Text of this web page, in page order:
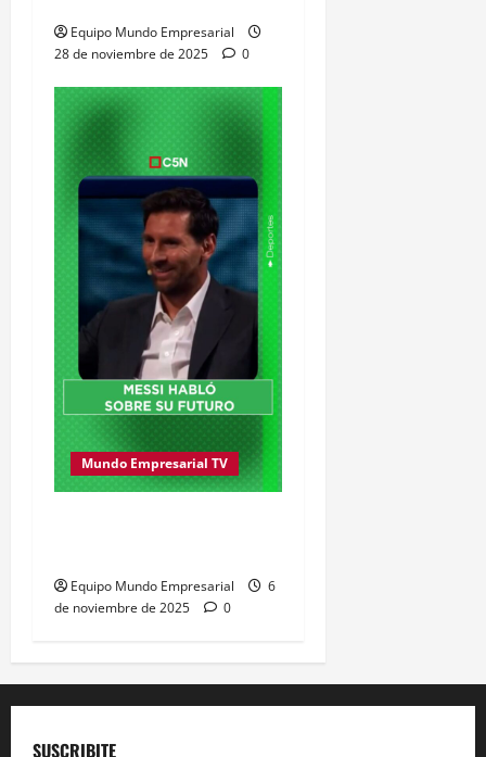
Equipo Mundo Empresarial
28 de noviembre de 2025
0
Mundo Empresarial TV
Equipo Mundo Empresarial
6
de noviembre de 2025
0
SUSCRIBITE